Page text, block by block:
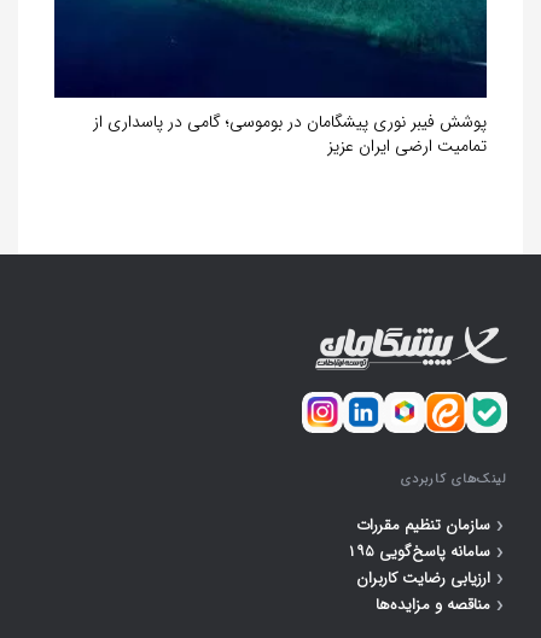
پوشش فیبر نوری پیشگامان در بوموسی؛ گامی در پاسداری از
تمامیت ارضی ایران عزیز
لینک‌های کاربردی
‹ سازمان تنظیم مقررات
‹ سامانه پاسخ‌گویی ۱۹۵
‹ ارزیابی رضایت کاربران
‹ مناقصه و مزایده‌ها